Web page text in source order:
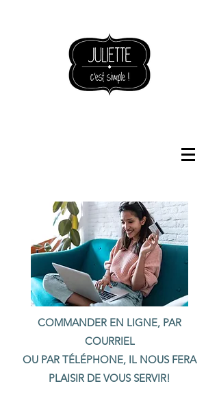
COMMANDER EN LIGNE, PAR
COURRIEL
OU PAR TÉLÉPHONE, IL NOUS FERA
PLAISIR DE VOUS SERVIR!